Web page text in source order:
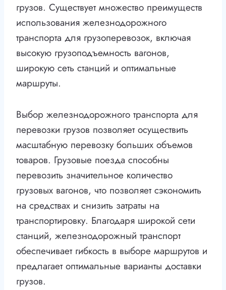
грузов. Существует множество преимуществ
использования железнодорожного
транспорта для грузоперевозок, включая
высокую грузоподъемность вагонов,
широкую сеть станций и оптимальные
маршруты.
Выбор железнодорожного транспорта для
перевозки грузов позволяет осуществить
масштабную перевозку больших объемов
товаров. Грузовые поезда способны
перевозить значительное количество
грузовых вагонов, что позволяет сэкономить
на средствах и снизить затраты на
транспортировку. Благодаря широкой сети
станций, железнодорожный транспорт
обеспечивает гибкость в выборе маршрутов и
предлагает оптимальные варианты доставки
грузов.